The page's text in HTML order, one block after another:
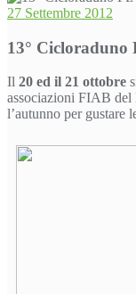
27 Settembre 2012
13° Cicloraduno
Il 20 ed il 21 ottobre
associazioni FIAB del
l’autunno per gustare